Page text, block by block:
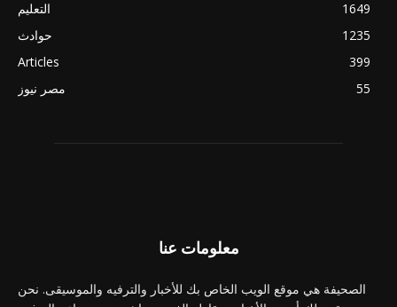
التعليم
1649
حوادث
1235
Articles
399
مصر نيوز
55
معلومات عنا
الصحيفة هي موقع الويب الخاص بك للأخبار والترفيه والموسيقى. نحن